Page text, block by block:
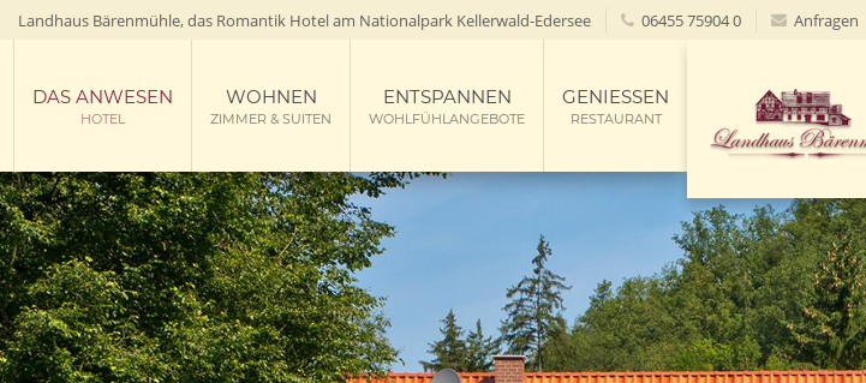
Landhaus Bärenmühle, das Romantik Hotel am Nationalpark Kellerwald-Edersee 06455 75904 0 Anfragen
DAS ANWESEN
HOTEL
WOHNEN
ZIMMER & SUITEN
ENTSPANNEN
WOHLFÜHLANGEBOTE
GENIESSEN
RESTAURANT